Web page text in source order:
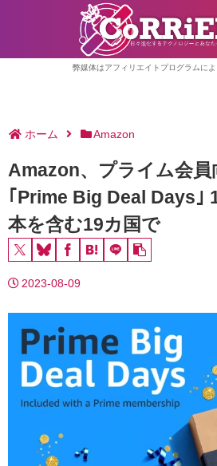
弊媒体はアフィリエイトプログラムに
ホーム Amazon
Amazon、プライム会員
｢Prime Big Deal Days｣
本を含む19カ国で
2023-08-09